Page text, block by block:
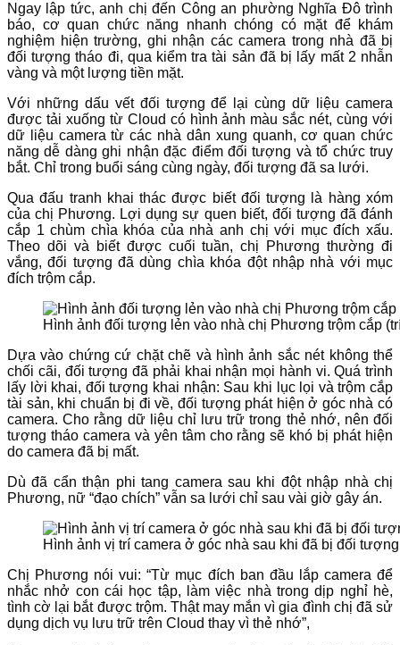
Ngay lập tức, anh chị đến Công an phường Nghĩa Đô trình
báo, cơ quan chức năng nhanh chóng có mặt để khám
nghiệm hiện trường, ghi nhận các camera trong nhà đã bị
đối tượng tháo đi, qua kiểm tra tài sản đã bị lấy mất 2 nhẫn
vàng và một lượng tiền mặt.
Với những dấu vết đối tượng để lại cùng dữ liệu camera
được tải xuống từ Cloud có hình ảnh màu sắc nét, cùng với
dữ liệu camera từ các nhà dân xung quanh, cơ quan chức
năng dễ dàng ghi nhận đặc điểm đối tượng và tổ chức truy
bắt. Chỉ trong buổi sáng cùng ngày, đối tượng đã sa lưới.
Qua đấu tranh khai thác được biết đối tượng là hàng xóm
của chị Phương. Lợi dụng sự quen biết, đối tượng đã đánh
cắp 1 chùm chìa khóa của nhà anh chị với mục đích xấu.
Theo dõi và biết được cuối tuần, chị Phương thường đi
vắng, đối tượng đã dùng chìa khóa đột nhập nhà với mục
đích trộm cắp.
Hình ảnh đối tượng lẻn vào nhà chị Phương trộm cắp
Dựa vào chứng cứ chặt chẽ và hình ảnh sắc nét không thể
chối cãi, đối tượng đã phải khai nhận mọi hành vi. Quá trình
lấy lời khai, đối tượng khai nhận: Sau khi lục lọi và trộm cắp
tài sản, khi chuẩn bị đi về, đối tượng phát hiện ở góc nhà có
camera. Cho rằng dữ liệu chỉ lưu trữ trong thẻ nhớ, nên đối
tượng tháo camera và yên tâm cho rằng sẽ khó bị phát hiện
do camera đã bị mất.
Dù đã cẩn thận phi tang camera sau khi đột nhập nhà chị
Phương, nữ “đạo chích” vẫn sa lưới chỉ sau vài giờ gây án.
Hình ảnh vị trí camera ở góc nhà sau khi đã bị đối
Chị Phương nói vui: “Từ mục đích ban đầu lắp camera để
nhắc nhở con cái học tập, làm việc nhà trong dịp nghỉ hè,
tình cờ lại bắt được trộm. Thật may mắn vì gia đình chị đã sử
dụng dịch vụ lưu trữ trên Cloud thay vì thẻ nhớ”,